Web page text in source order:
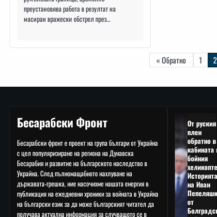
преустановява работа в резултат на
масиран вражески обстрел през…
« Обратно 1 2
Бесарабски Фронт
Бесарабски фронт е проект на група българи от Украйна
с цел популяризиране на региона на Дунавска
Бесарабия и развитие на българското наследство в
Украйна. След пълномащабното нахлуване на
държавата-грешка, ние насочихме нашата енергия в
публикация на ежедневни хроники за войната в Украйна
на български език за да може българският читател да
получава актуална информация за случващото се в
От руския
плен
обратно в
кабината
бойния
Историята
на Иван
от